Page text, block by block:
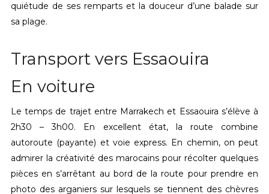
quiétude de ses remparts et la douceur d’une balade sur
sa plage.
Transport vers Essaouira
En voiture
Le temps de trajet entre Marrakech et Essaouira s’élève à
2h30 – 3h00. En excellent état, la route combine
autoroute (payante) et voie express. En chemin, on peut
admirer la créativité des marocains pour récolter quelques
pièces en s’arrêtant au bord de la route pour prendre en
photo des arganiers sur lesquels se tiennent des chèvres